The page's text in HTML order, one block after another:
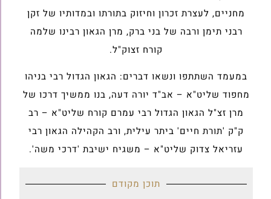
מחניים, לעצרת זכרון וחיזוק בתורתו ובמדותיו של זקן
רבני תימן ורבה של בני ברק, מרן הגאון רבינו שלמה
קורח זצוק"ל.
במעמד השתתפו ונשאו דברים: הגאון הגדול רבי בניהו
מחפוד שליט"א – אב"ד יורה דעה, בנו ממשיך דרכו של
מרן זצ"ל הגאון הגדול רבי עמרם קורח שליט"א – רב
ק"ק 'תורת חיים' ביתר עילית, ורב הקהילה הגאון רבי
עזריאל צדוק שליט"א – משגיח ישיבת 'דרכי משה'.
תוכן מקודם